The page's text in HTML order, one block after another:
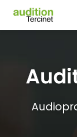
contenu
principal